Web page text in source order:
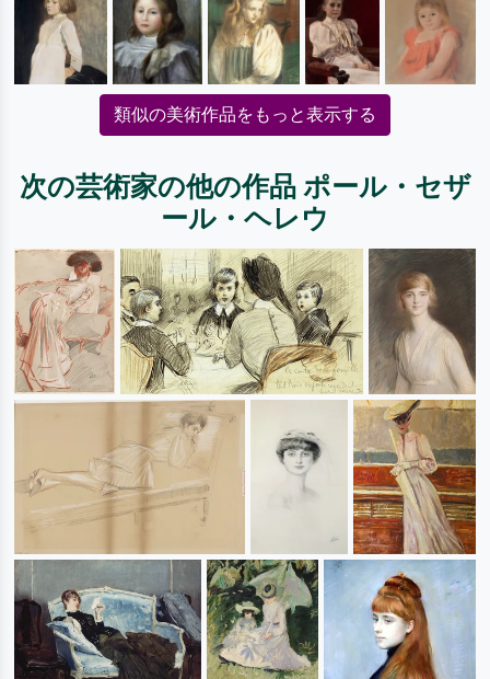
類似の美術作品をもっと表示する
次の芸術家の他の作品 ポール・セザ
ール・ヘレウ